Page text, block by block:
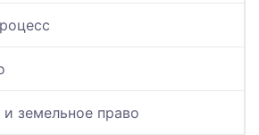
земельное право